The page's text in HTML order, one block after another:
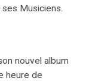
Musiciens.
nouvel album
heure de